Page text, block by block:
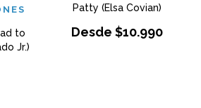
to
Jr.)
Patty (Elsa Covian)
Desde $10.990